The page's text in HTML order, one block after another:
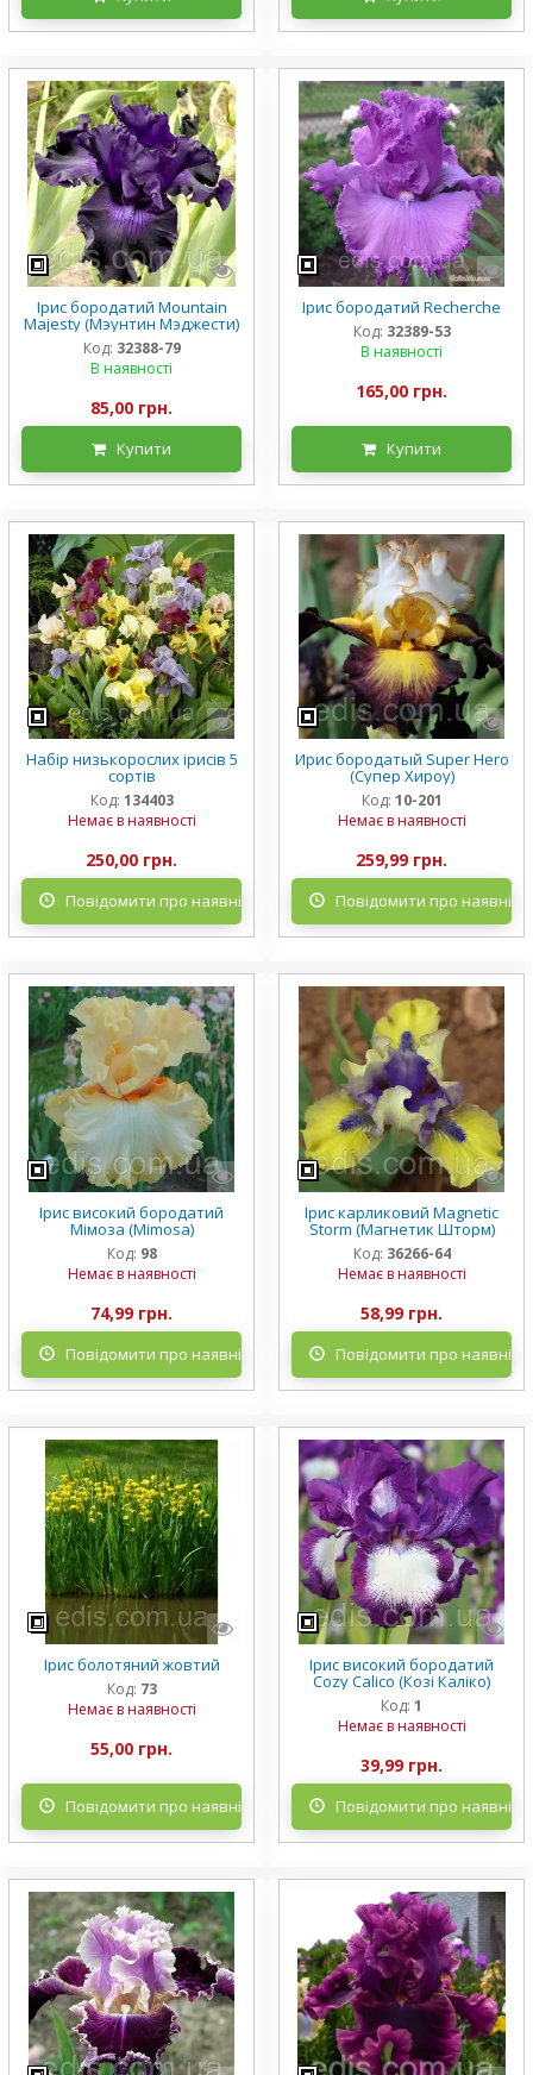
Ірис бородатий Mountain
Majesty (Мэунтин Мэджести)
Код: 32388-79
В наявності
85,00 грн.
Купити
Ірис бородатий Recherche
Код: 32389-53
В наявності
165,00 грн.
Купити
Набір низькорослих ірисів 5
сортів
Код: 134403
Немає в наявності
250,00 грн.
Повідомити про наявність
Ирис бородатый Super Hero
(Супер Хироу)
Код: 10-201
Немає в наявності
259,99 грн.
Повідомити про
Ірис високий бородатий
Мімоза (Mimosa)
Код: 98
Немає в наявності
74,99 грн.
Повідомити про наявність
Ірис карликовий Magnetic
Storm (Магнетик Шторм)
Код: 36266-64
Немає в наявності
58,99 грн.
Повідомити про
Ірис болотяний жовтий
Код: 73
Немає в наявності
55,00 грн.
Повідомити про наявність
Ірис високий бородатий
Cozy Calico (Козі Каліко)
Код: 1
Немає в наявності
39,99 грн.
Повідомити про